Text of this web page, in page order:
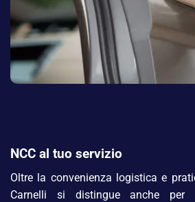
NCC al tuo servizio
Oltre la convenienza logistica e
Carnelli si distingue anche